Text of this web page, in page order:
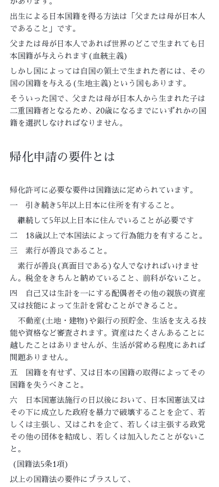
出生による日本国籍を得る方法は「 父または母が日本人
であること」です。
父または母が日本人であれば世界のどこで生まれても日
本国籍が与えられます(血統主義)
しかし国によっては自国の領土で生まれた者には、その
国の国籍を与える(生地主義)という国もあります。
そういった国で、父または母が日本人から生まれた子は
二重国籍者となるため、20歳になるまでにいずれかの国
籍を選択しなければなりません。
帰化申請の要件とは
帰化許可に必要な要件は国籍法に定められています。
一 引き続き5年以上日本に住所を有すること。
継続して5年以上日本に住んでいることが必要です
二 18歳以上で本国法によって行為能力を有すること。
三 素行が善良であること。
素行が善良(真面目である)な人でなければいけませ
ん。税金をきちんと納めていること、前科がないこと。
四 自己又は生計を一にする配偶者その他の親族の資産
又は技能によって生計を営むことができること。
不動産(土地・建物)や銀行の預貯金、生活を支える技
能や資格など審査されます。資産はたくさんあることに
越したことはありませんが、生活が営める程度にあれば
問題ありません。
五 国籍を有せず、又は日本の国籍の取得によってその
国籍を失うべきこと。
六 日本国憲法施行の日以後において、日本国憲法又は
その下に成立した政府を暴力で破壊することを企て、若
しくは主張し、又はこれを企て、若しくは主張する政党
その他の団体を結成し、若しくは加入したことがないこ
と。
(国籍法5条1項)
以上の国籍法の要件にプラスして、